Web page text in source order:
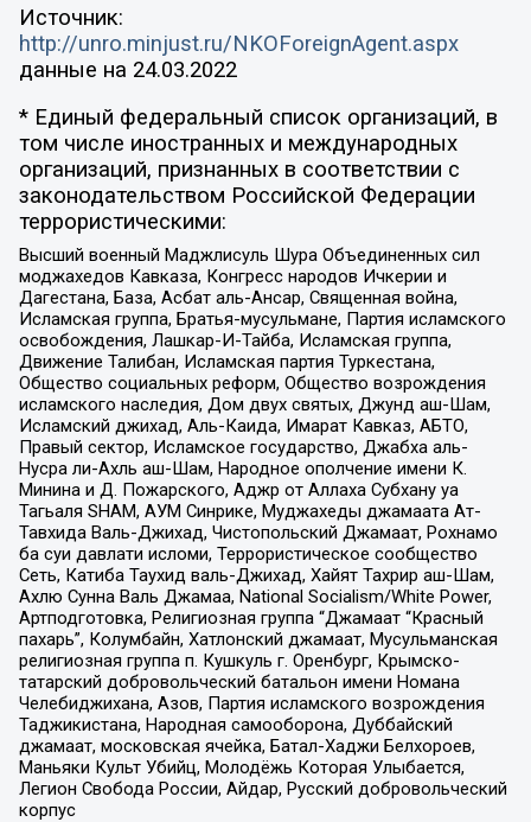
Источник:
http://unro.minjust.ru/NKOForeignAgent.aspx
данные на 24.03.2022
* Единый федеральный список организаций, в
том числе иностранных и международных
организаций, признанных в соответствии с
законодательством Российской Федерации
террористическими:
Высший военный Маджлисуль Шура Объединенных сил
моджахедов Кавказа, Конгресс народов Ичкерии и
Дагестана, База, Асбат аль-Ансар, Священная война,
Исламская группа, Братья-мусульмане, Партия исламского
освобождения, Лашкар-И-Тайба, Исламская группа,
Движение Талибан, Исламская партия Туркестана,
Общество социальных реформ, Общество возрождения
исламского наследия, Дом двух святых, Джунд аш-Шам,
Исламский джихад, Аль-Каида, Имарат Кавказ, АБТО,
Правый сектор, Исламское государство, Джабха аль-
Нусра ли-Ахль аш-Шам, Народное ополчение имени К.
Минина и Д. Пожарского, Аджр от Аллаха Субхану уа
Тагьаля SHAM, АУМ Синрике, Муджахеды джамаата Ат-
Тавхида Валь-Джихад, Чистопольский Джамаат, Рохнамо
ба суи давлати исломи, Террористическое сообщество
Сеть, Катиба Таухид валь-Джихад, Хайят Тахрир аш-Шам,
Ахлю Сунна Валь Джамаа, National Socialism/White Power,
Артподготовка, Религиозная группа “Джамаат “Красный
пахарь”, Колумбайн, Хатлонский джамаат, Мусульманская
религиозная группа п. Кушкуль г. Оренбург, Крымско-
татарский добровольческий батальон имени Номана
Челебиджихана, Азов, Партия исламского возрождения
Таджикистана, Народная самооборона, Дуббайский
джамаат, московская ячейка, Батал-Хаджи Белхороев,
Маньяки Культ Убийц, Молодёжь Которая Улыбается,
Легион Свобода России, Айдар, Русский добровольческий
корпус